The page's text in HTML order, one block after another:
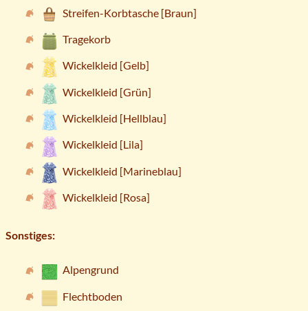
Streifen-Korbtasche [Braun]
Tragekorb
Wickelkleid [Gelb]
Wickelkleid [Grün]
Wickelkleid [Hellblau]
Wickelkleid [Lila]
Wickelkleid [Marineblau]
Wickelkleid [Rosa]
Sonstiges:
Alpengrund
Flechtboden